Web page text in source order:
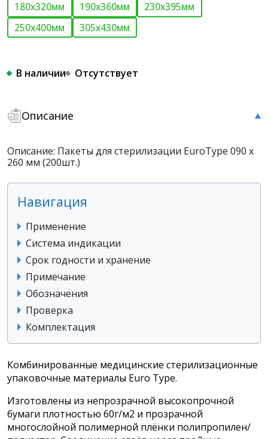
180х320мм
190х360мм
230х395мм
250х400мм
305х430мм
В наличии Отсутствует
Описание
Описание: Пакеты для стерилизации EuroТуре 090 х
260 мм (200шт.)
Навигация
Применение
Система индикации
Срок годности и хранение
Примечание
Обозначения
Проверка
Комплектация
Комбинированные медицинские стерилизационные
упаковочные материалы Euro Туре.
Изготовлены из непрозрачной высокопрочной
бумаги плотностью 60г/м2 и прозрачной
многослойной полимерной плёнки полипропилен/